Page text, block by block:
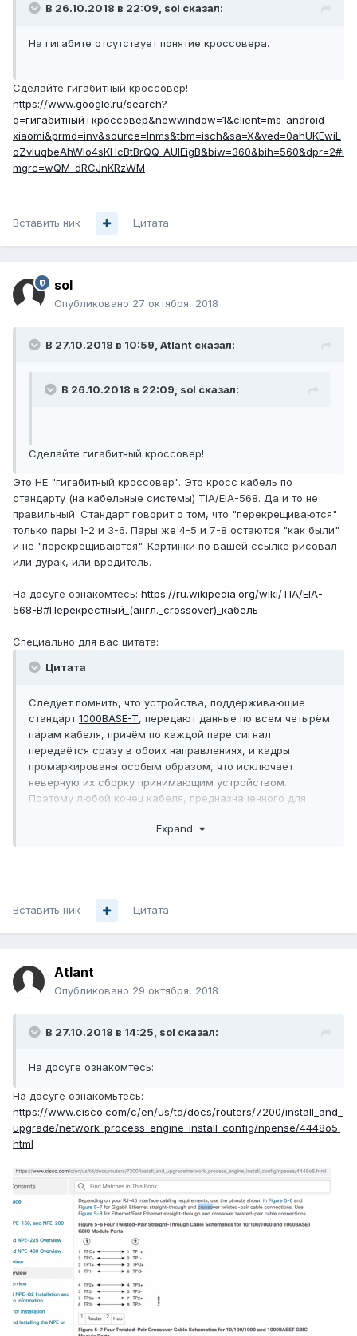
В 26.10.2018 в 22:09, sol сказал:
На гигабите отсутствует понятие кроссовера.
Сделайте гигабитный кроссовер!
https://www.google.ru/search?
q=гигабитный+кроссовер&newwindow=1&client=ms-android-
xiaomi&prmd=inv&source=lnms&tbm=isch&sa=X&ved=0ahUKEwiL
oZvIuqbeAhWlo4sKHcBtBrQQ_AUIEigB&biw=360&bih=560&dpr=2#i
mgrc=wQM_dRCJnKRzWM
Вставить ник Цитата
sol
Опубликовано 27 октября, 2018
В 27.10.2018 в 10:59, Atlant сказал:
В 26.10.2018 в 22:09, sol сказал:
Сделайте гигабитный кроссовер!
Это НЕ "гигабитный кроссовер". Это кросс кабель по
стандарту (на кабельные системы) TIA/EIA-568. Да и то не
правильный. Стандарт говорит о том, что "перекрещиваются"
только пары 1-2 и 3-6. Пары же 4-5 и 7-8 остаются "как были"
и не "перекрещиваются". Картинки по вашей ссылке рисовал
или дурак, или вредитель.
На досуге ознакомтесь: https://ru.wikipedia.org/wiki/TIA/EIA-
568-B#Перекрёстный_(англ._crossover)_кабель
Специально для вас цитата:
Цитата
Следует помнить, что устройства, поддерживающие
стандарт1000BASE-T, передают данные по всем четырём
парам кабеля, причём по каждой паре сигнал
передаётся сразу в обоих направлениях, и кадры
промаркированы особым образом, что исключает
неверную их сборку принимающим устройством.
Поэтому любой конец кабеля, предназначенного для
коммутаторы или узлы, может быть обжат по любой
Expand
Вставить ник Цитата
Atlant
Опубликовано 29 октября, 2018
В 27.10.2018 в 14:25, sol сказал:
На досуге ознакомтесь:
На досуге ознакомьтесь:
https://www.cisco.com/c/en/us/td/docs/routers/7200/install_and_
upgrade/network_process_engine_install_config/npense/4448o5.
html